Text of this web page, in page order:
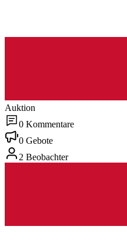
Auktion
0 Kommentare
0 Gebote
2 Beobachter